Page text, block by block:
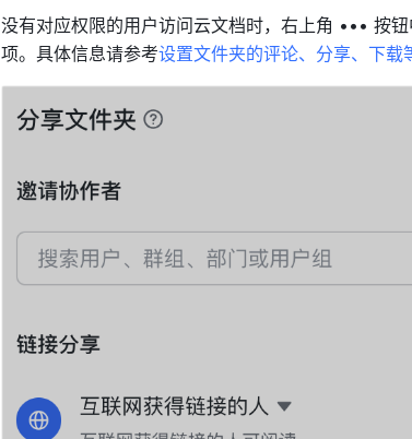
没有对应权限的用户访问云文档时，右上角 ••• 按
项。具体信息请参考设置文件夹的评论、分享、下载